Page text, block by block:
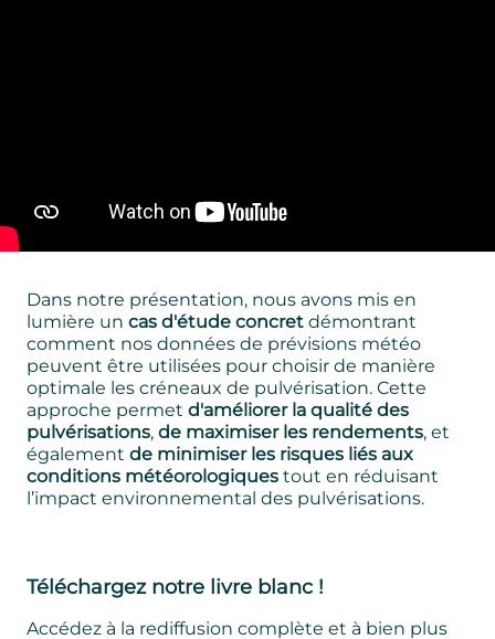
Dans notre présentation, nous avons mis en
lumière un cas d'étude concret démontrant
comment nos données de prévisions météo
peuvent être utilisées pour choisir de manière
optimale les créneaux de pulvérisation. Cette
approche permet d'améliorer la qualité des
pulvérisations, de maximiser les rendements, et
également de minimiser les risques liés aux
conditions météorologiques tout en réduisant
l’impact environnemental des pulvérisations.
Téléchargez notre livre blanc !
Accédez à la rediffusion complète et à bien plus